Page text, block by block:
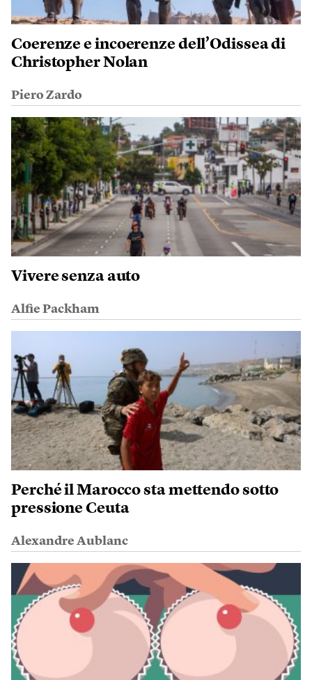
Coerenze e incoerenze dell’Odissea di
Christopher Nolan
Piero Zardo
Vivere senza auto
Alfie Packham
Perché il Marocco sta mettendo sotto
pressione Ceuta
Alexandre Aublanc